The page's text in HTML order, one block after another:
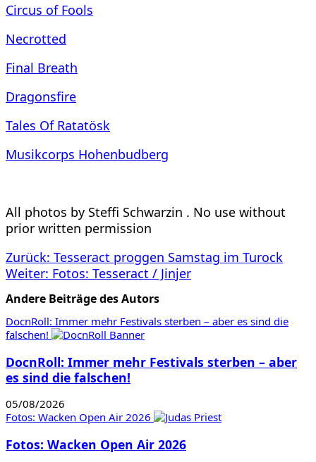
Circus of Fools
Necrotted
Final Breath
Dragonsfire
Tales Of Ratatösk
Musikcorps Hohenbudberg
All photos by Steffi Schwarzin . No use without
prior written permission
Beitragsnavigation
Zurück: Tesseract proggen Samstag im Turock
Weiter: Fotos: Tesseract / Jinjer
Andere Beiträge des Autors
DocnRoll: Immer mehr Festivals sterben – aber es sind die
falschen!
DocnRoll: Immer mehr Festivals sterben – aber
es sind die falschen!
05/08/2026
Fotos: Wacken Open Air 2026
Fotos: Wacken Open Air 2026